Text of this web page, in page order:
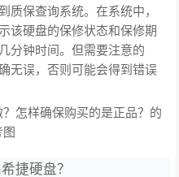
质保查询系统。在系统中，
该硬盘的保修状态和保修期
分钟时间。但需要注意的
无误，否则可能会得到错误
捷硬盘？